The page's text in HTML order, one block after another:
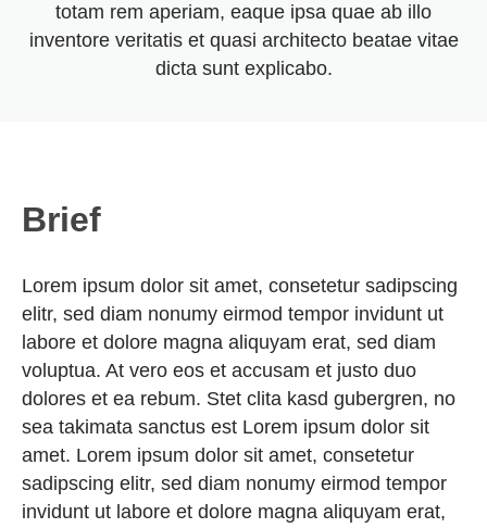
totam rem aperiam, eaque ipsa quae ab illo
inventore veritatis et quasi architecto beatae vitae
dicta sunt explicabo.
Brief
Lorem ipsum dolor sit amet, consetetur sadipscing
elitr, sed diam nonumy eirmod tempor invidunt ut
labore et dolore magna aliquyam erat, sed diam
voluptua. At vero eos et accusam et justo duo
dolores et ea rebum. Stet clita kasd gubergren, no
sea takimata sanctus est Lorem ipsum dolor sit
amet. Lorem ipsum dolor sit amet, consetetur
sadipscing elitr, sed diam nonumy eirmod tempor
invidunt ut labore et dolore magna aliquyam erat,